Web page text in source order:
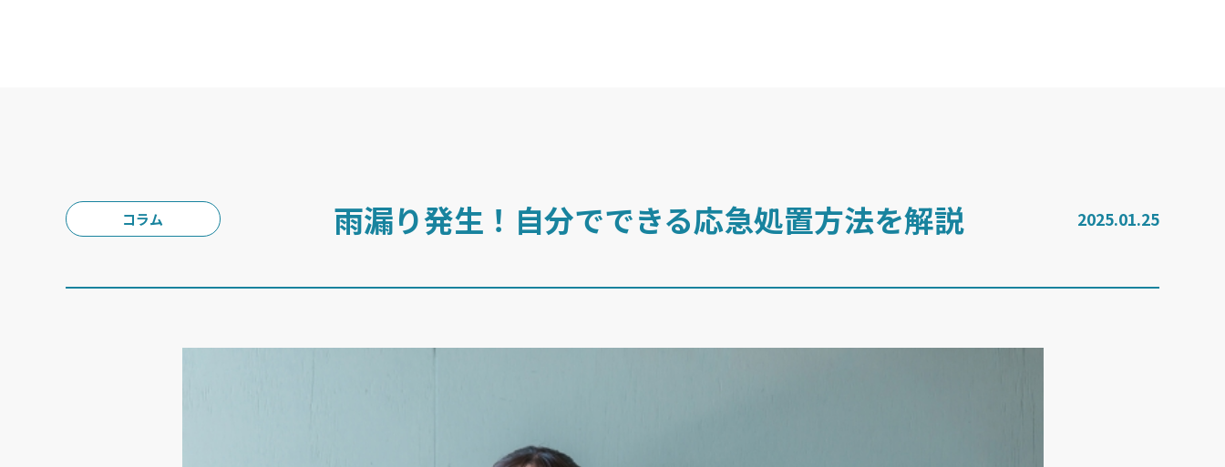
コラム 雨漏り発生！自分でできる応急処置方法を解説 2025.01.25